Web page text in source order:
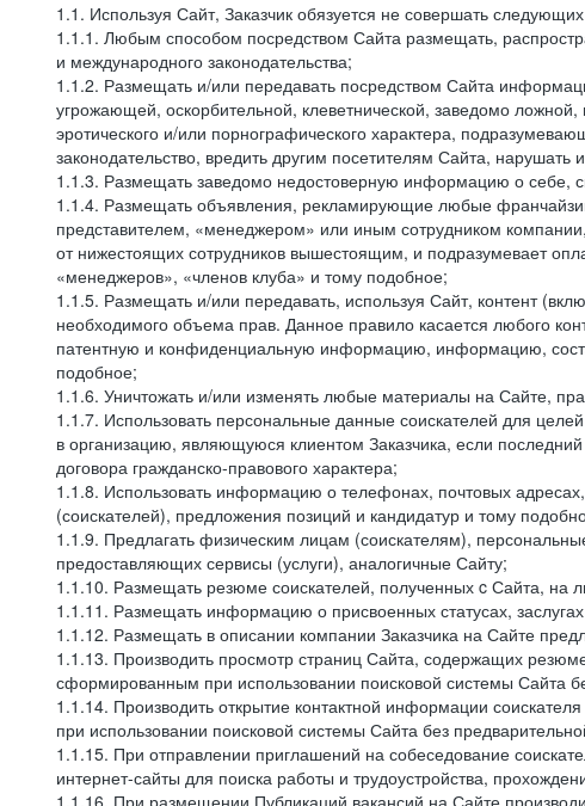
1.1. Используя Сайт, Заказчик обязуется не совершать
1.1.1. Любым способом посредством Сайта размещать,
и международного законодательства;
1.1.2. Размещать и/или передавать посредством Сайта
угрожающей, оскорбительной, клеветнической, заведомо
эротического и/или порнографического характера,
законодательство, вредить другим посетителям Сайта, нарушать
1.1.3. Размещать заведомо недостоверную информацию о себе,
1.1.4. Размещать объявления, рекламирующие любые
представителем, «менеджером» или иным сотрудником
от нижестоящих сотрудников вышестоящим, и подразумевает
«менеджеров», «членов клуба» и тому подобное;
1.1.5. Размещать и/или передавать, используя Сайт, контент
необходимого объема прав. Данное правило касается любого
патентную и конфиденциальную информацию, информацию,
подобное;
1.1.6. Уничтожать и/или изменять любые материалы на Сайте,
1.1.7. Использовать персональные данные соискателей для
в организацию, являющуюся клиентом Заказчика, если
договора гражданско-правового характера;
1.1.8. Использовать информацию о телефонах, почтовых
(соискателей), предложения позиций и кандидатур и тому
1.1.9. Предлагать физическим лицам (соискателям),
предоставляющих сервисы (услуги), аналогичные Сайту;
1.1.10. Размещать резюме соискателей, полученных c Сайта, на
1.1.11. Размещать информацию о присвоенных статусах,
1.1.12. Размещать в описании компании Заказчика на Сайте
1.1.13. Производить просмотр страниц Сайта, содержащих
сформированным при использовании поисковой системы Сайта
1.1.14. Производить открытие контактной информации
при использовании поисковой системы Сайта без
1.1.15. При отправлении приглашений на собеседование
интернет-сайты для поиска работы и трудоустройства,
1.1.16. При размещении Публикаций вакансий на Сайте